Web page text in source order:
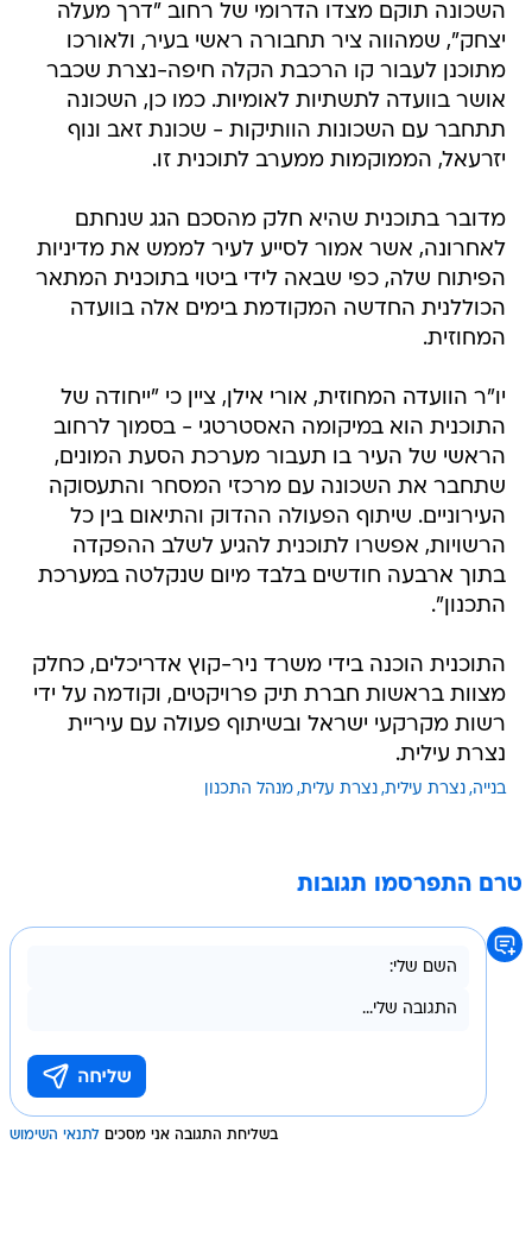
השכונה תוקם מצדו הדרומי של רחוב "דרך מעלה
יצחק", שמהווה ציר תחבורה ראשי בעיר, ולאורכו
מתוכנן לעבור קו הרכבת הקלה חיפה-נצרת שכבר
אושר בוועדה לתשתיות לאומיות. כמו כן, השכונה
תתחבר עם השכונות הוותיקות - שכונת זאב ונוף
יזרעאל, הממוקמות ממערב לתוכנית זו.
מדובר בתוכנית שהיא חלק מהסכם הגג שנחתם
לאחרונה, אשר אמור לסייע לעיר לממש את מדיניות
הפיתוח שלה, כפי שבאה לידי ביטוי בתוכנית המתאר
הכוללנית החדשה המקודמת בימים אלה בוועדה
המחוזית.
יו"ר הוועדה המחוזית, אורי אילן, ציין כי "ייחודה של
התוכנית הוא במיקומה האסטרטגי - בסמוך לרחוב
הראשי של העיר בו תעבור מערכת הסעת המונים,
שתחבר את השכונה עם מרכזי המסחר והתעסוקה
העירוניים. שיתוף הפעולה ההדוק והתיאום בין כל
הרשויות, אפשרו לתוכנית להגיע לשלב ההפקדה
בתוך ארבעה חודשים בלבד מיום שנקלטה במערכת
התכנון".
התוכנית הוכנה בידי משרד ניר-קוץ אדריכלים, כחלק
מצוות בראשות חברת תיק פרויקטים, וקודמה על ידי
רשות מקרקעי ישראל ובשיתוף פעולה עם עיריית
נצרת עילית.
בנייה נצרת עילית נצרת עלית מנהל התכנון
טרם התפרסמו תגובות
בשליחת התגובה אני מסכים לתנאי השימוש